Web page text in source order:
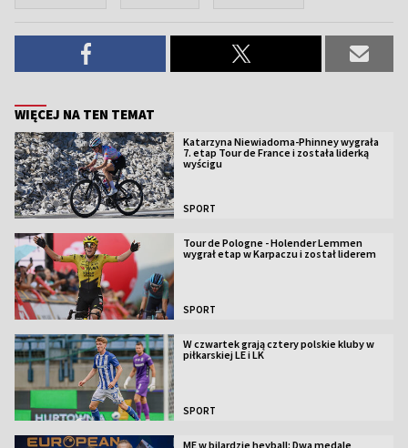
WIĘCEJ NA TEN TEMAT
Katarzyna Niewiadoma-Phinney wygrała
7. etap Tour de France i została liderką
wyścigu
SPORT
Tour de Pologne - Holender Lemmen
wygrał etap w Karpaczu i został liderem
SPORT
W czwartek grają cztery polskie kluby w
piłkarskiej LE i LK
SPORT
ME w bilardzie heyball: Dwa medale